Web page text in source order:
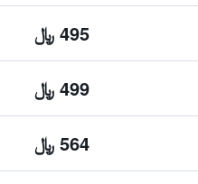
495 ﷼
499 ﷼
564 ﷼